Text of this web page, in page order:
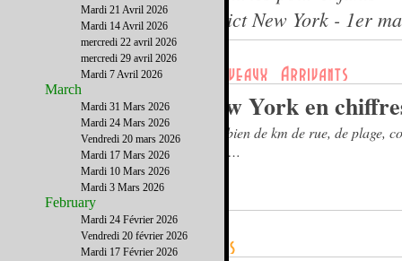
Le journal du French District New York - 1er
New York en
Combien de km de rue, de plage,
taxis,…
Mardi 21 Avril 2026
Mardi 14 Avril 2026
mercredi 22 avril 2026
mercredi 29 avril 2026
Mardi 7 Avril 2026
March
Mardi 31 Mars 2026
Mardi 24 Mars 2026
Vendredi 20 mars 2026
Mardi 17 Mars 2026
Mardi 10 Mars 2026
Mardi 3 Mars 2026
February
Mardi 24 Février 2026
Vendredi 20 février 2026
Mardi 17 Février 2026